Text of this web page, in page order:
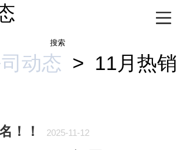
搜索
动态 > 11月热销
！！ 2025-11-12